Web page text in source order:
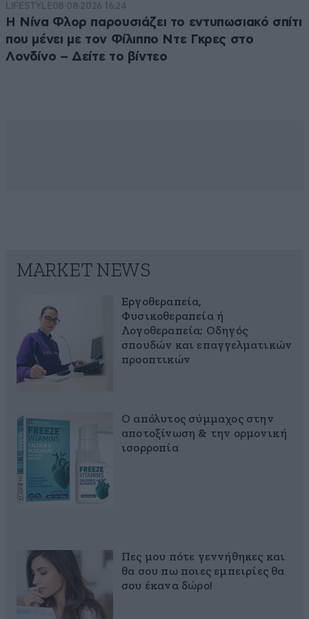
LIFESTYLE08·08·2026 16:24
Η Νίνα Φλορ παρουσιάζει το εντυπωσιακό σπίτι
που μένει με τον Φίλιππο Ντε Γκρες στο
Λονδίνο – Δείτε το βίντεο
MARKET NEWS
Εργοθεραπεία,
Φυσικοθεραπεία ή
Λογοθεραπεία; Οδηγός
σπουδών και επαγγελματικών
προοπτικών
Ο απόλυτος σύμμαχος στην
αποτοξίνωση & την ορμονική
ισορροπία
Πες μου πότε γεννήθηκες και
θα σου πω ποιες εμπειρίες θα
σου έκανα δώρο!